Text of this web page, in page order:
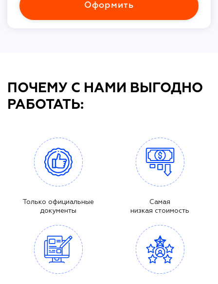
Оформить
ПОЧЕМУ С НАМИ ВЫГОДНО
РАБОТАТЬ:
Только официальные
документы
Самая
низкая стоимость